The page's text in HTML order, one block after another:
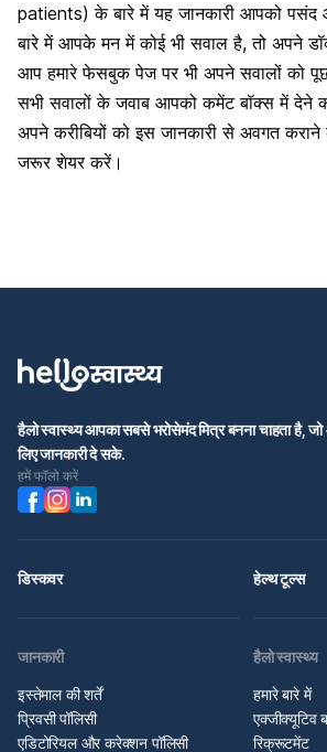
patients) के बारे में यह जानकारी आपको पसंद
बारे में आपके मन में कोई भी सवाल है, तो अपने
आप हमारे फेसबुक पेज पर भी अपने सवालों को
सभी सवालों के जवाब आपको कमेंट बॉक्स में देने
अपने करीबियों को इस जानकारी से अवगत
जरूर शेयर करें।
हैलो स्वास्थ्य आपका सबसे भरोसेमंद मित्र बनना चाहता है,
लिए जानकारी दे सके.
हमें फॉलो करें
डिस्कवर हेल्थ टूल्स
जानकारी
इस्तेमाल की शर्तें
प्रिवसी पॉलिसी
एडिटोरियल और करेक्शन पॉलिसी
हैलो स्वास्थ्य
हमारे बारे में
एक्जीक्यूटिव
रिक्रूटमेंट